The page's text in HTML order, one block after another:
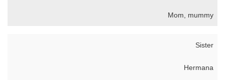
Mom, mummy
Sister
Hermana